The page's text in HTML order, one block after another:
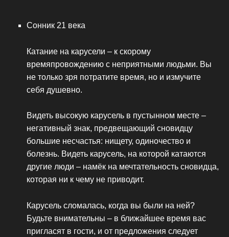
Сонник 21 века
Катание на карусели – к скорому
времяпровождению с неприятными людьми. Вы
не только зря потратите время, но и измучите
себя душевно.
Видеть высокую карусель в пустынном месте –
негативный знак, предвещающий сновидцу
большие несчастья: нищету, одиночество и
болезнь. Видеть карусель, на которой катаются
другие люди – намёк на мечтательность сновидца,
которая ни к чему не приводит.
Карусель сломалась, когда вы были на ней?
Будьте внимательны – в ближайшее время вас
пригласят в гости, и от предложения следует